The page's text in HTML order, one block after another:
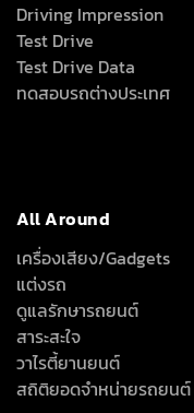
Driving Impression
Test Drive
Test Drive Data
ทดสอบรถต่างประเทศ
All Around
เครื่องเสียง/Gadgets
แต่งรถ
ดูแลรักษารถยนต์
สาระสะใจ
วาไรตี้ยานยนต์
สถิติยอดจำหน่ายรถยนต์